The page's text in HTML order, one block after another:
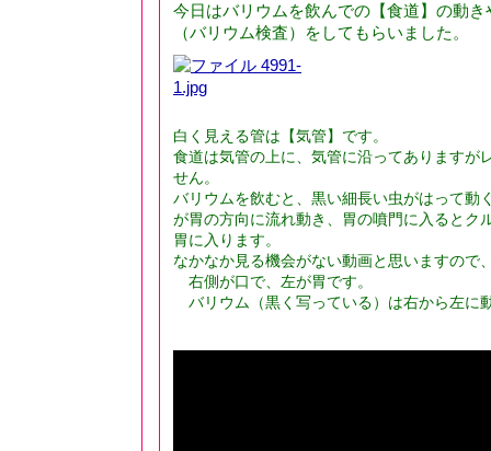
今日はバリウムを飲んでの【食道】の動
（バリウム検査）をしてもらいました。
白く見える管は【気管】です。
食道は気管の上に、気管に沿ってありますが
せん。
バリウムを飲むと、黒い細長い虫がはって動
が胃の方向に流れ動き、胃の噴門に入るとク
胃に入ります。
なかなか見る機会がない動画と思いますので
右側が口で、左が胃です。
バリウム（黒く写っている）は右から左に